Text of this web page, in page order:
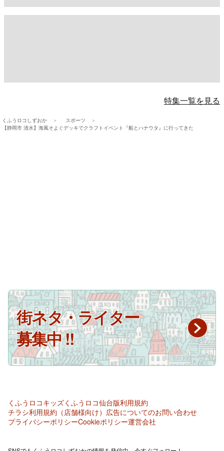
特集一覧を見る
くふうロコしずおか
スポーツ
【静岡市 清水】海風そよぐデッキでクラフトイベント『船とハナウタ』に行ってきた
街ネタ・ライター
募集中 !!
くふうロコキッズくふうロコ仙台版利用規約
チラシ利用規約（店舗様向け） 広告についてのお問い合わせ
プライバシーポリシーCookieポリシー運営会社